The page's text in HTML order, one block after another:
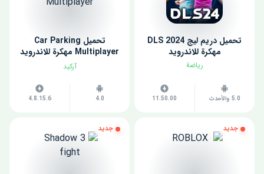
تحميل دريم ليج 2024 DLS
مهكرة للاندرويد
رياضة
5.0 والأحدث 11.50.00
تحميل Car Parking
Multiplayer مهكرة للاندرويد
اخر اصدار
آركيد
4.0
4.8.15.6
جديد جديد